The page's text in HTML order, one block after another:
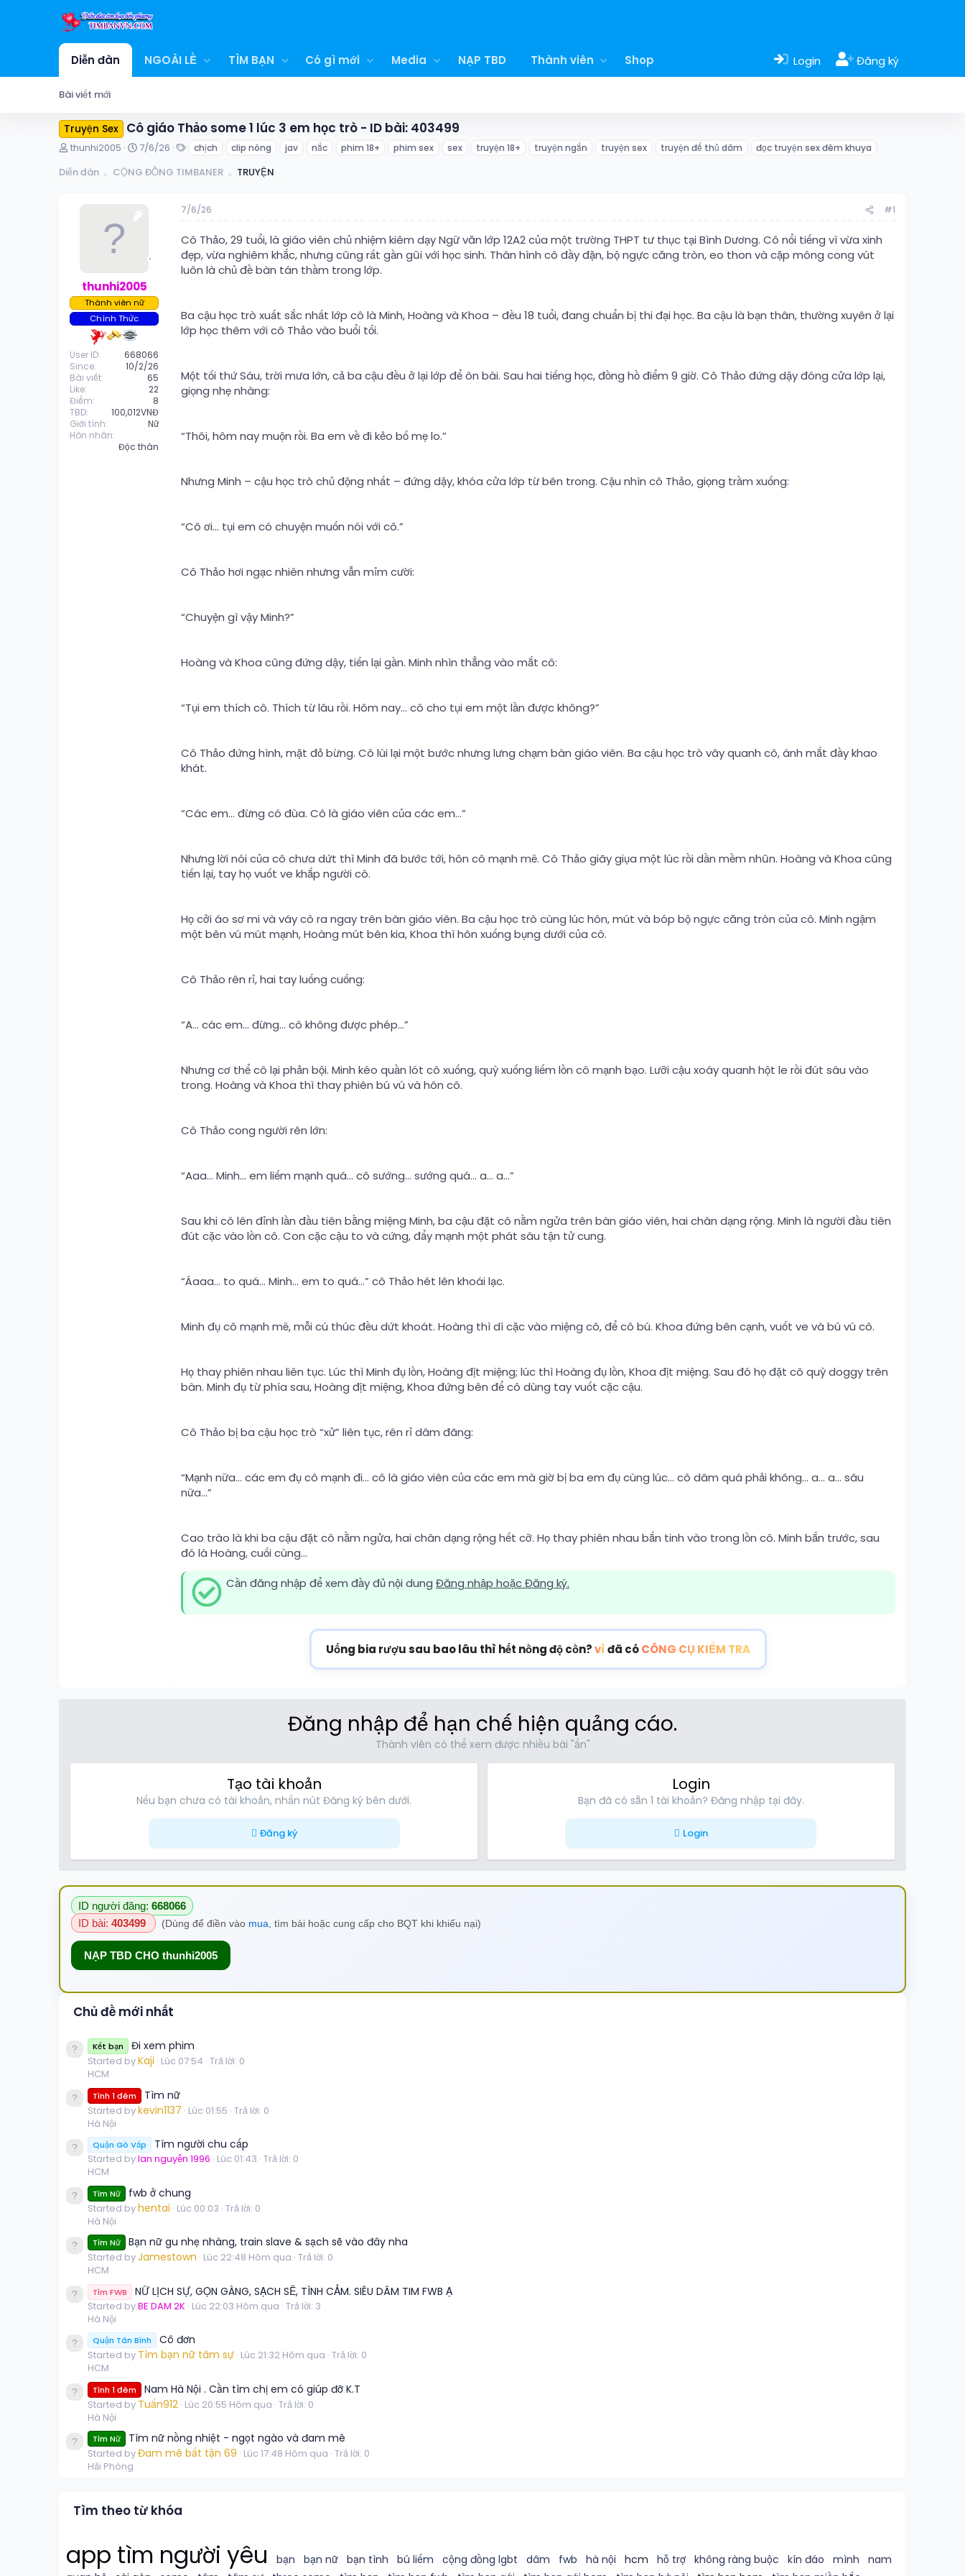
Diễn đàn NGOÀI LỀ TÌM BẠN Có gì mới Media NẠP TBD Thành viên Shop Login Đăng ký
Bài viết mới
Truyện Sex Cô giáo Thảo some 1 lúc 3 em học trò - ID bài: 403499
T
r
r
thunhi2005
N
à
7/6/26
k
a
chịch clip nóng jav nắc phim 18+ phim sex sex truyện 18+ truyện ngắn truyện sex truyện để thủ dâm đọc truyện sex đêm khuya
Diễn đàn CỘNG ĐỒNG TIMBANER TRUYỆN
thunhi2005
Thành viên nữ
Chính Thức
User ID
668066
Since
10/2/26
Bài viết
65
Like
22
Điểm
8
TBD
100,012VNĐ
Giới tính
Nữ
Hôn nhân
Độc thân
7/6/26 #1
Cô Thảo, 29 tuổi, là giáo viên chủ nhiệm kiêm dạy Ngữ văn lớp 12A2 của một trường THPT tư thục tại Bình Dương. Cô nổi tiếng vì vừa xinh
đẹp, vừa nghiêm khắc, nhưng cũng rất gần gũi với học sinh. Thân hình cô đầy đặn, bộ ngực căng tròn, eo thon và cặp mông cong vút
luôn là chủ đề bàn tán thầm trong lớp.
Ba cậu học trò xuất sắc nhất lớp cô là Minh, Hoàng và Khoa – đều 18 tuổi, đang chuẩn bị thi đại học. Ba cậu là bạn thân, thường xuyên ở lại
lớp học thêm với cô Thảo vào buổi tối.
Một tối thứ Sáu, trời mưa lớn, cả ba cậu đều ở lại lớp để ôn bài. Sau hai tiếng học, đồng hồ điểm 9 giờ. Cô Thảo đứng dậy đóng cửa lớp lại,
giọng nhẹ nhàng:
“Thôi, hôm nay muộn rồi. Ba em về đi kẻo bố mẹ lo.”
Nhưng Minh – cậu học trò chủ động nhất – đứng dậy, khóa cửa lớp từ bên trong. Cậu nhìn cô Thảo, giọng trầm xuống:
“Cô ơi… tụi em có chuyện muốn nói với cô.”
Cô Thảo hơi ngạc nhiên nhưng vẫn mỉm cười:
“Chuyện gì vậy Minh?”
Hoàng và Khoa cũng đứng dậy, tiến lại gần. Minh nhìn thẳng vào mắt cô:
“Tụi em thích cô. Thích từ lâu rồi. Hôm nay… cô cho tụi em một lần được không?”
Cô Thảo đứng hình, mặt đỏ bừng. Cô lùi lại một bước nhưng lưng chạm bàn giáo viên. Ba cậu học trò vây quanh cô, ánh mắt đầy khao
khát.
“Các em… đừng có đùa. Cô là giáo viên của các em…”
Nhưng lời nói của cô chưa dứt thì Minh đã bước tới, hôn cô mạnh mẽ. Cô Thảo giãy giụa một lúc rồi dần mềm nhũn. Hoàng và Khoa cũng
tiến lại, tay họ vuốt ve khắp người cô.
Họ cởi áo sơ mi và váy cô ra ngay trên bàn giáo viên. Ba cậu học trò cùng lúc hôn, mút và bóp bộ ngực căng tròn của cô. Minh ngậm
một bên vú mút mạnh, Hoàng mút bên kia, Khoa thì hôn xuống bụng dưới của cô.
Cô Thảo rên rỉ, hai tay luống cuống:
“A… các em… đừng… cô không được phép…”
Nhưng cơ thể cô lại phản bội. Minh kéo quần lót cô xuống, quỳ xuống liếm lồn cô mạnh bạo. Lưỡi cậu xoáy quanh hột le rồi đút sâu vào
trong. Hoàng và Khoa thì thay phiên bú vú và hôn cô.
Cô Thảo cong người rên lớn:
“Aaa… Minh… em liếm mạnh quá… cô sướng… sướng quá… a… a…”
Sau khi cô lên đỉnh lần đầu tiên bằng miệng Minh, ba cậu đặt cô nằm ngửa trên bàn giáo viên, hai chân dạng rộng. Minh là người đầu tiên
đút cặc vào lồn cô. Con cặc cậu to và cứng, đẩy mạnh một phát sâu tận tử cung.
“Áaaa… to quá… Minh… em to quá…” cô Thảo hét lên khoái lạc.
Minh đụ cô mạnh mẽ, mỗi cú thúc đều dứt khoát. Hoàng thì dí cặc vào miệng cô, để cô bú. Khoa đứng bên cạnh, vuốt ve và bú vú cô.
Họ thay phiên nhau liên tục. Lúc thì Minh đụ lồn, Hoàng địt miệng; lúc thì Hoàng đụ lồn, Khoa địt miệng. Sau đó họ đặt cô quỳ doggy trên
bàn. Minh đụ từ phía sau, Hoàng địt miệng, Khoa đứng bên để cô dùng tay vuốt cặc cậu.
Cô Thảo bị ba cậu học trò “xử” liên tục, rên rỉ dâm đãng:
“Mạnh nữa… các em đụ cô mạnh đi… cô là giáo viên của các em mà giờ bị ba em đụ cùng lúc… cô dâm quá phải không… a… a… sâu
nữa…”
Cao trào là khi ba cậu đặt cô nằm ngửa, hai chân dạng rộng hết cỡ. Họ thay phiên nhau bắn tinh vào trong lồn cô. Minh bắn trước, sau
đó là Hoàng, cuối cùng...
Cần đăng nhập để xem đầy đủ nội dung Đăng nhập hoặc Đăng ký.
Uống bia rượu sau bao lâu thì hết nồng độ cồn?vìđã cóCÔNG CỤ KIỂM TRA
Đăng nhập để hạn chế hiện quảng cáo.
Thành viên có thể xem được nhiều bài "ẩn"
Tạo tài khoản
Nếu bạn chưa có tài khoản, nhấn nút Đăng ký bên dưới.
Đăng ký
Login
Bạn đã có sẵn 1 tài khoản? Đăng nhập tại đây.
Login
ID người đăng: 668066
ID bài: 403499 (Dùng để điền vào mua , tìm bài hoặc cung cấp cho BQT khi khiếu nại)
NẠP TBD CHO thunhi2005
Chủ đề mới nhất
Kết bạn Đi xem phim
Started byKaji Lúc 07:54 Trả lời: 0
HCM
Tình 1 đêm Tìm nữ
Started bykevin1137 Lúc 01:55 Trả lời: 0
Hà Nội
Quận Gò Vấp Tìm người chu cấp
Started bylan nguyễn 1996 Lúc 01:43 Trả lời: 0
HCM
Tìm Nữ fwb ở chung
Started byhentai Lúc 00:03 Trả lời: 0
Hà Nội
Tìm Nữ Bạn nữ gu nhẹ nhàng, train slave & sạch sẽ vào đây nha
Started byJamestown Lúc 22:48 Hôm qua Trả lời: 0
HCM
Tìm FWB NỮ LỊCH SỰ, GỌN GÀNG, SẠCH SẼ, TÌNH CẢM. SIÊU DÂM TIM FWB Ạ
Started byBE DAM 2K Lúc 22:03 Hôm qua Trả lời: 3
Hà Nội
Quận Tân Bình Cô đơn
Started by Tìm bạn nữ tâm sự Lúc 21:32 Hôm qua Trả lời: 0
HCM
Tình 1 đêm Nam Hà Nội . Cần tìm chị em có giúp đỡ K.T
Started by Tuấn912 Lúc 20:55 Hôm qua Trả lời: 0
Hà Nội
Tìm Nữ Tìm nữ nồng nhiệt - ngọt ngào và đam mê
Started byĐam mê bất tận 69 Lúc 17:48 Hôm qua Trả lời: 0
Hải Phòng
Tìm theo từ khóa
app tìm người yêu bạn bạn nữ bạn tình bú liếm cộng đồng lgbt dâm fwb hà nội hcm hỗ trợ không ràng buộc kín đáo mình
nam